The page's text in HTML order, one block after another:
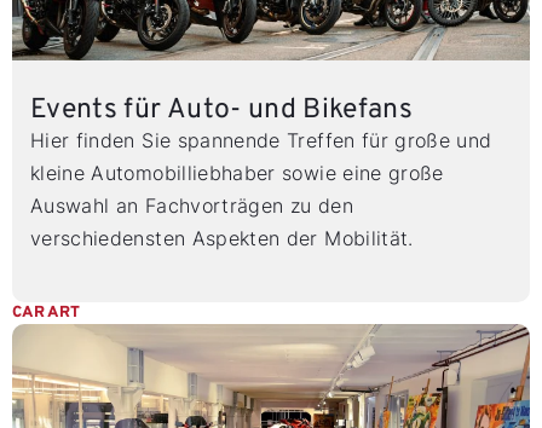
Events für Auto- und Bikefans
Hier finden Sie spannende Treffen für große und
kleine Automobilliebhaber sowie eine große
Auswahl an Fachvorträgen zu den
verschiedensten Aspekten der Mobilität.
CAR ART